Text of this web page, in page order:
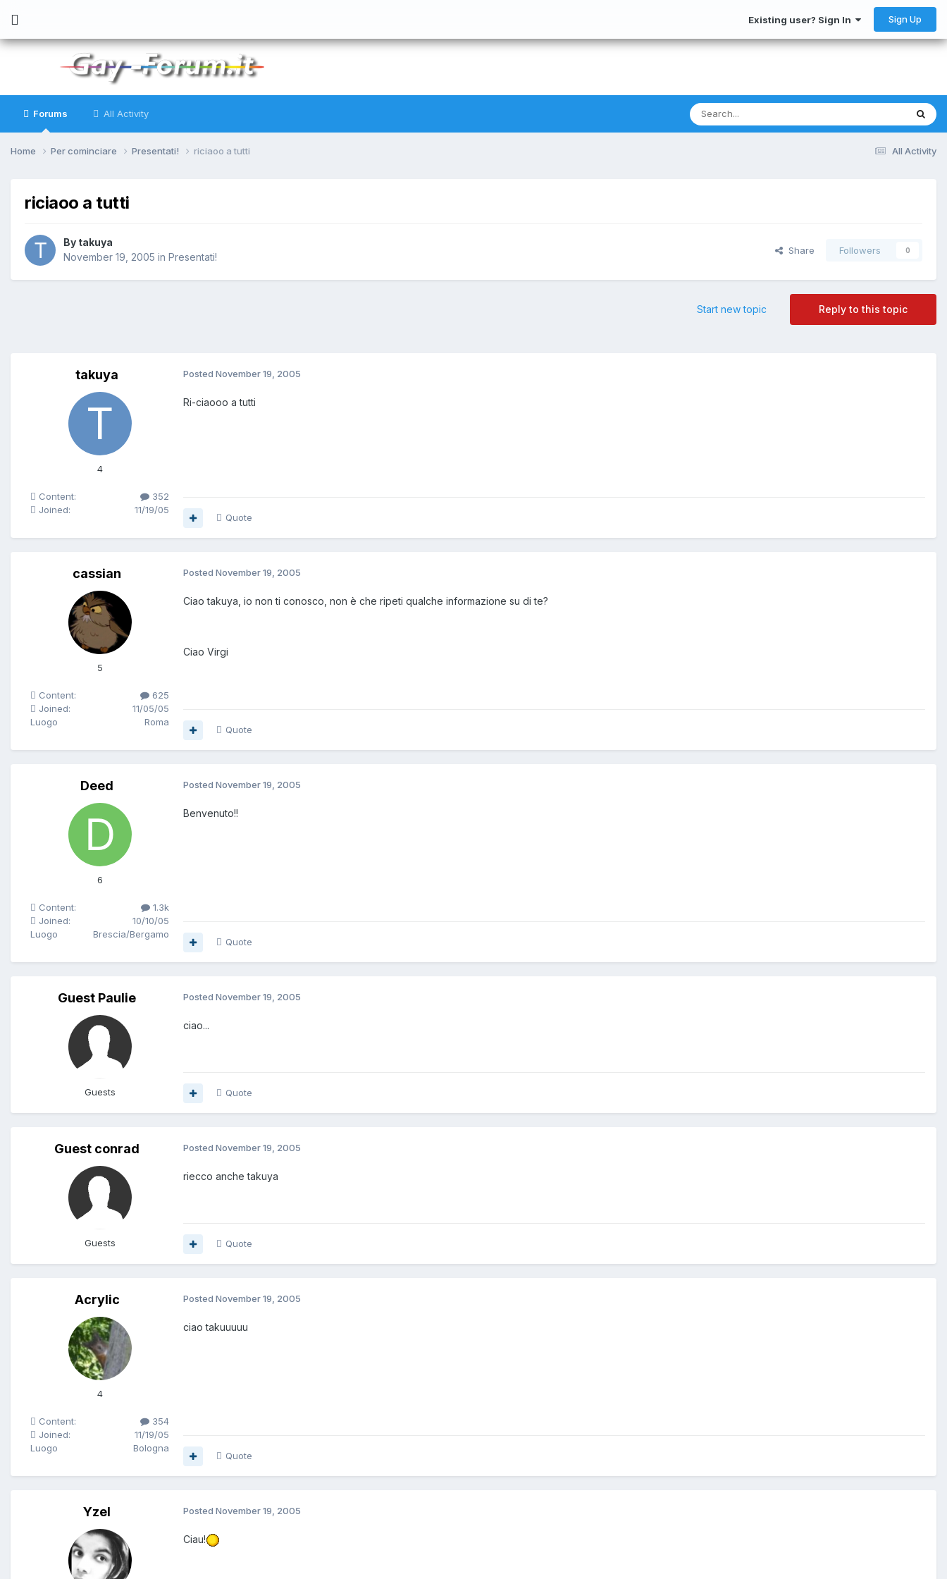
Existing user? Sign In Sign Up
Forums All Activity
All Activity
Home Per cominciare Presentati! riciaoo a tutti
riciaoo a tutti
By takuya
November 19, 2005 in Presentati!
Share Followers 0
Reply to this topic
Start new topic
takuya
4
Content:
352
Joined:
11/19/05
Posted November 19, 2005
Ri-ciaooo a tutti
Quote
cassian
5
Content:
625
Joined:
11/05/05
Luogo
Roma
Posted November 19, 2005
Ciao takuya, io non ti conosco, non è che ripeti qualche informazione su di te?
Ciao Virgi
Quote
Deed
6
Content:
1.3k
Joined:
10/10/05
Luogo
Brescia/Bergamo
Posted November 19, 2005
Benvenuto!!
Quote
Guest Paulie
Guests
Posted November 19, 2005
ciao...
Quote
Guest conrad
Guests
Posted November 19, 2005
riecco anche takuya
Quote
Acrylic
4
Content:
354
Joined:
11/19/05
Luogo
Bologna
Posted November 19, 2005
ciao takuuuuu
Quote
Yzel Posted November 19, 2005
Ciau!